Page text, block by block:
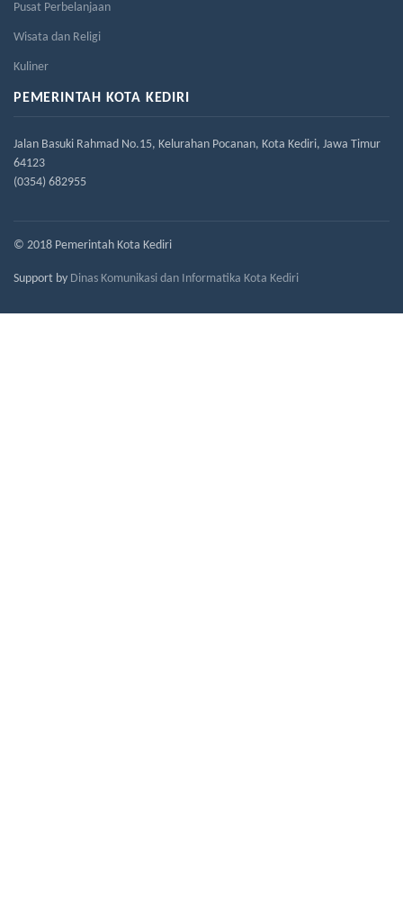
Pusat Perbelanjaan
Wisata dan Religi
Kuliner
PEMERINTAH KOTA KEDIRI
Jalan Basuki Rahmad No.15, Kelurahan Pocanan, Kota Kediri, Jawa Timur
64123
(0354) 682955
© 2018 Pemerintah Kota Kediri
Support by Dinas Komunikasi dan Informatika Kota Kediri